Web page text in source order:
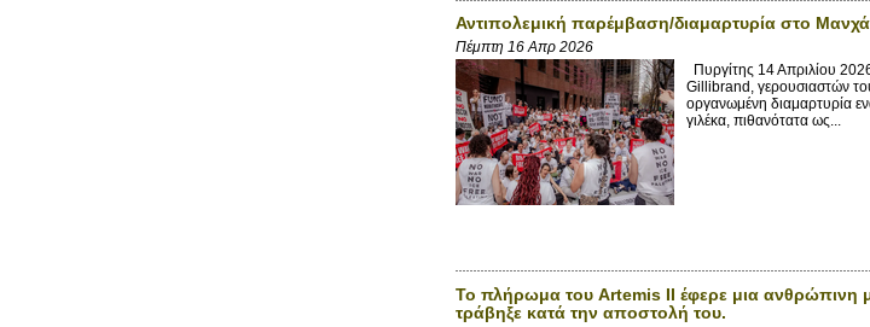
Αντιπολεμική παρέμβαση/διαμαρτυρία στο
Πέμπτη 16 Απρ 2026
Πυργίτης 14 Απριλίου
Gillibrand, γερουσιαστών
οργανωμένη διαμαρτυρία
γιλέκα, πιθανότατα ως...
Το πλήρωμα του Artemis II έφερε μια ανθρώπινη
τράβηξε κατά την αποστολή του.